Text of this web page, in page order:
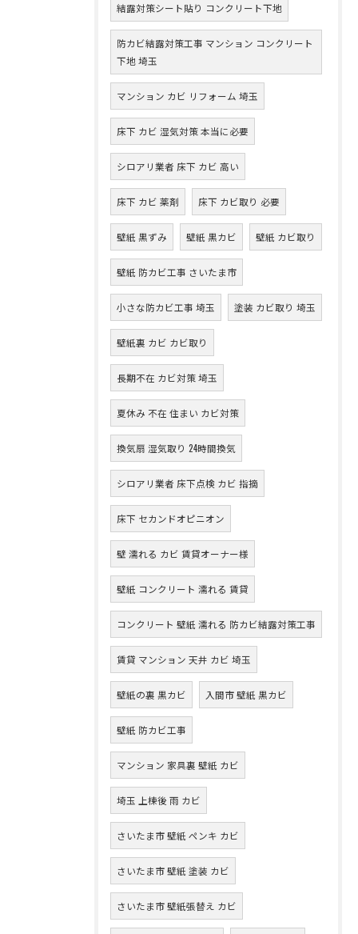
結露対策シート貼り コンクリート下地
防カビ結露対策工事 マンション コンクリート
下地 埼玉
マンション カビ リフォーム 埼玉
床下 カビ 湿気対策 本当に必要
シロアリ業者 床下 カビ 高い
床下 カビ 薬剤 床下 カビ取り 必要
壁紙 黒ずみ 壁紙 黒カビ 壁紙 カビ取り
壁紙 防カビ工事 さいたま市
小さな防カビ工事 埼玉 塗装 カビ取り 埼玉
壁紙裏 カビ カビ取り
長期不在 カビ対策 埼玉
夏休み 不在 住まい カビ対策
換気扇 湿気取り 24時間換気
シロアリ業者 床下点検 カビ 指摘
床下 セカンドオピニオン
壁 濡れる カビ 賃貸オーナー様
壁紙 コンクリート 濡れる 賃貸
コンクリート 壁紙 濡れる 防カビ結露対策工事
賃貸 マンション 天井 カビ 埼玉
壁紙の裏 黒カビ 入間市 壁紙 黒カビ
壁紙 防カビ工事
マンション 家具裏 壁紙 カビ
埼玉 上棟後 雨 カビ
さいたま市 壁紙 ペンキ カビ
さいたま市 壁紙 塗装 カビ
さいたま市 壁紙張替え カビ